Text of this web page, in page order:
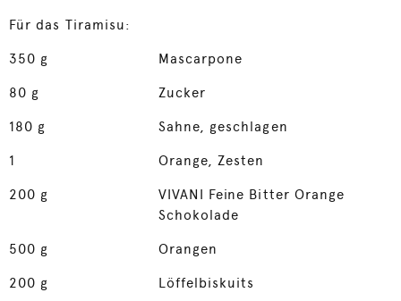
Für das Tiramisu:
350 g Mascarpone
80 g Zucker
180 g Sahne, geschlagen
1 Orange, Zesten
200 g
VIVANI Feine Bitter Orange
Schokolade
500 g Orangen
200 g Löffelbiskuits